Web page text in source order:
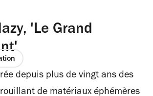
'Le Grand
depuis plus de vingt ans des
de matériaux éphémères